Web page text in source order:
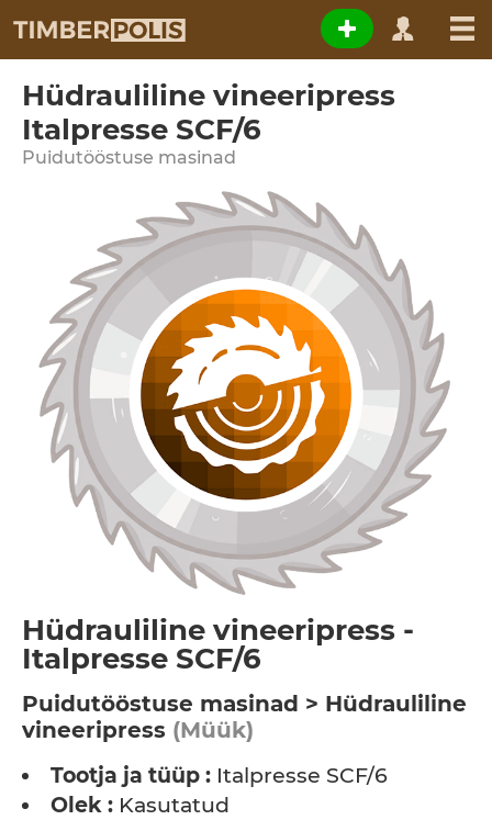
Hüdrauliline vineeripress
Italpresse SCF/6
Puidutööstuse masinad
Hüdrauliline vineeripress -
Italpresse SCF/6
Puidutööstuse masinad > Hüdrauliline
vineeripress (Müük)
Tootja ja tüüp : Italpresse SCF/6
Olek : Kasutatud